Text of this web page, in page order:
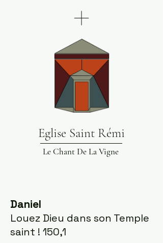
Eglise Saint Rémi
Le Chant De La Vigne
Daniel
Louez Dieu dans son Temple
saint ! 150,1